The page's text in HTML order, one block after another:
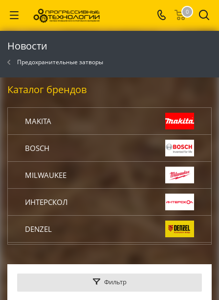
0
Новости
Предохранительные затворы
Фильтр
Каталог брендов
MAKITA
BOSCH
MILWAUKEE
ИНТЕРСКОЛ
DENZEL